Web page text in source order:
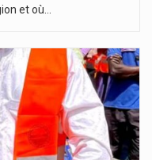
et où…